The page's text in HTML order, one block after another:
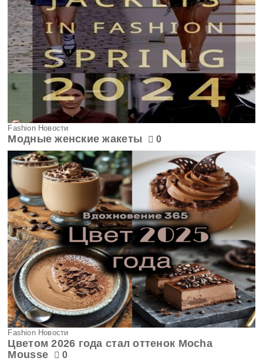
Fashion Новости
Модные женские жакеты 0
Fashion Новости
Цветом 2026 года стал оттенок Mocha
Mousse
0